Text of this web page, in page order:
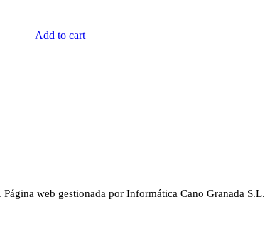
Add to cart
web gestionada por Informática Cano Granada S.L.